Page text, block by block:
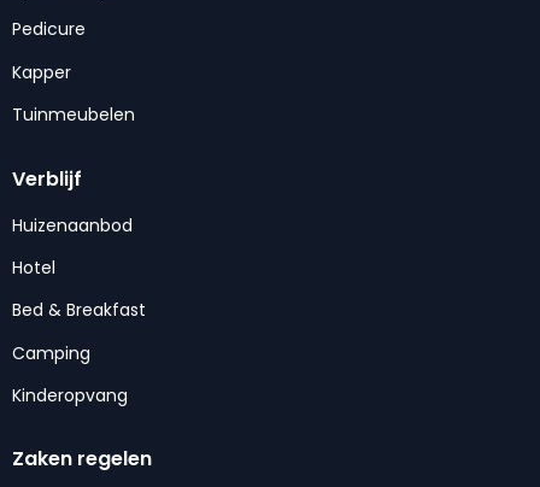
Pedicure
Kapper
Tuinmeubelen
Verblijf
Huizenaanbod
Hotel
Bed & Breakfast
Camping
Kinderopvang
Zaken regelen